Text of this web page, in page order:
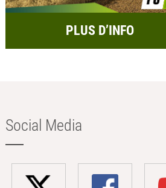
PLUS D’INFO
Social Media